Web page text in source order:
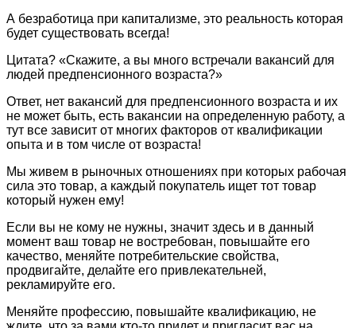
А безработица при капитализме, это реальность которая
будет существовать всегда!
Цитата? «Скажите, а вы много встречали вакансий для
людей предпенсионного возраста?»
Ответ, нет вакансий для предпенсионного возраста и их
не может быть, есть вакансии на определенную работу, а
тут все зависит от многих факторов от квалификации
опыта и в том числе от возраста!
Мы живем в рыночных отношениях при которых рабочая
сила это товар, а каждый покупатель ищет тот товар
который нужен ему!
Если вы не кому не нужны, значит здесь и в данный
момент ваш товар не востребован, повышайте его
качество, меняйте потребительские свойства,
продвигайте, делайте его привлекательней,
рекламируйте его.
Меняйте профессию, повышайте квалификацию, не